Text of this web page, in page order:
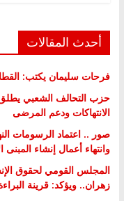
أحدث المقالات
فرحات سليمان يكتب:
حزب التحالف الشعبي
الانتهاكات ودعم المرضى
صور .. اعتماد الرسومات
وانتهاء أعمال إنشاء المبنى
المجلس القومي لحقوق
زهران.. ويؤكد: قرينة